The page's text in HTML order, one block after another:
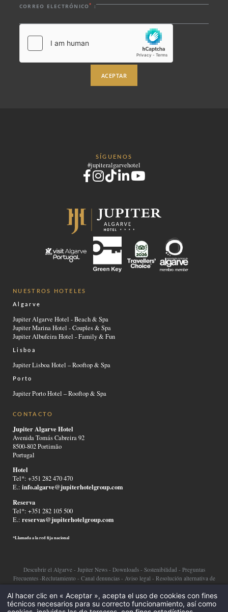
CORREO ELECTRÓNICO* :
ACEPTAR
NUESTROS HOTELES
Algarve
Jupiter Algarve Hotel - Beach & Spa
Jupiter Marina Hotel - Couples & Spa
Jupiter Albufeira Hotel - Family & Fun
Lisboa
Jupiter Lisboa Hotel – Rooftop & Spa
Porto
Jupiter Porto Hotel – Rooftop & Spa
SÍGUENOS
#jupiteralgarvehotel
CONTACTO
Jupiter Algarve Hotel
Avenida Tomás Cabreira 92
8500-802 Portimão
Portugal
Hotel
Tel*: +351 282 470 470
E.:info.algarve@jupiterhotelgroup.com
Reserva
Tel*: +351 282 105 500
E.:reservas@jupiterhotelgroup.com
*Llamada a la red fija nacional
Descubrir el Algarve- Jupiter News- Downloads- Sostenibilidad - Preguntas
Frecuentes-Reclutamiento- Canal denuncias- Aviso legal- Resolución alternativa de
conflictos - Política de privacidad- Cookies -
©2026 Jupiter Hotel Group
Al hacer clic en « Aceptar », acepta el uso de cookies con fines
técnicos necesarios para su correcto funcionamiento, así como